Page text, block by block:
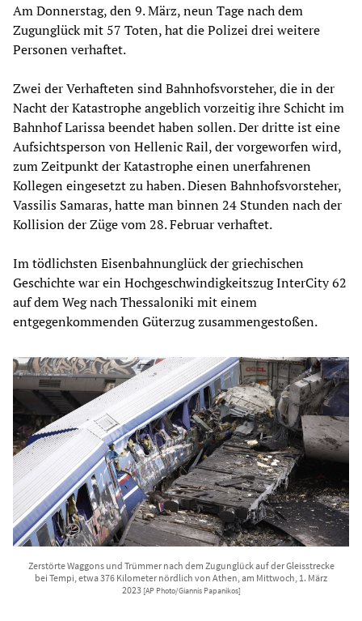
Am Donnerstag, den 9. März, neun Tage nach dem
Zugunglück mit 57 Toten, hat die Polizei drei weitere
Personen verhaftet.
Zwei der Verhafteten sind Bahnhofsvorsteher, die in der
Nacht der Katastrophe angeblich vorzeitig ihre Schicht im
Bahnhof Larissa beendet haben sollen. Der dritte ist eine
Aufsichtsperson von Hellenic Rail, der vorgeworfen wird,
zum Zeitpunkt der Katastrophe einen unerfahrenen
Kollegen eingesetzt zu haben. Diesen Bahnhofsvorsteher,
Vassilis Samaras, hatte man binnen 24 Stunden nach der
Kollision der Züge vom 28. Februar verhaftet.
Im tödlichsten Eisenbahnunglück der griechischen
Geschichte war ein Hochgeschwindigkeitszug InterCity 62
auf dem Weg nach Thessaloniki mit einem
entgegenkommenden Güterzug zusammengestoßen.
Zerstörte Waggons und Trümmer nach dem Zugunglück auf der Gleisstrecke
bei Tempi, etwa 376 Kilometer nördlich von Athen, am Mittwoch, 1. März
2023 [AP Photo/Giannis Papanikos]